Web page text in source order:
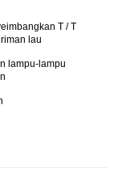
T / T
lau
lampu-lampu